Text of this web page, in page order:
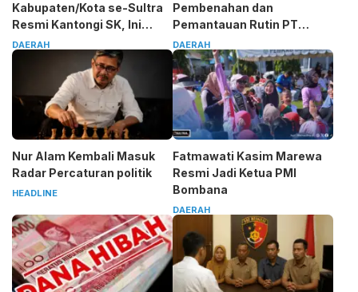
Kabupaten/Kota se-Sultra
Resmi Kantongi SK, Ini
Pesan Tegas Sarjono
DAERAH
Pembenahan dan
Pemantauan Rutin PT
Almharig
DAERAH
Nur Alam Kembali Masuk
Radar Percaturan politik
HEADLINE
Fatmawati Kasim Marewa
Resmi Jadi Ketua PMI
Bombana
DAERAH